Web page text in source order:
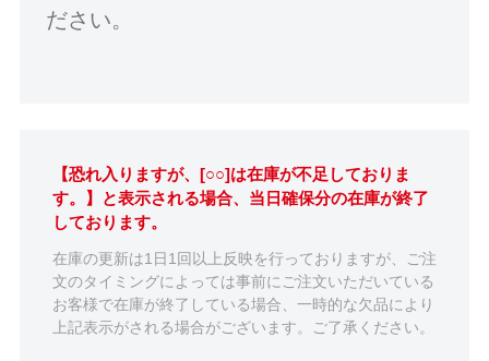
ださい。
【恐れ入りますが、[○○]は在庫が不足しておりま
す。】と表示される場合、当日確保分の在庫が終了
しております。
在庫の更新は1日1回以上反映を行っておりますが、ご注
文のタイミングによっては事前にご注文いただいている
お客様で在庫が終了している場合、一時的な欠品により
上記表示がされる場合がございます。ご了承ください。